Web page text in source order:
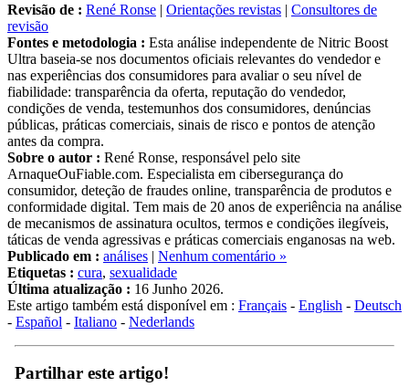
revisão
Fontes e metodologia :
Ultra baseia-se nos documentos oficiais relevantes do vendedor e
nas experiências dos consumidores para avaliar o seu nível de
fiabilidade: transparência da oferta, reputação do vendedor,
condições de venda, testemunhos dos consumidores, denúncias
públicas, práticas comerciais, sinais de risco e pontos de atenção
antes da compra.
Sobre o autor :René Ronse, responsável pelo site
ArnaqueOuFiable.com. Especialista em cibersegurança do
consumidor, deteção de fraudes online, transparência de produtos e
conformidade digital. Tem mais de 20 anos de experiência na análise
de mecanismos de assinatura ocultos, termos e condições ilegíveis,
táticas de venda agressivas e práticas comerciais enganosas na web.
Publicado em : análises|Nenhum comentário »
Etiquetas : cura ,sexualidade
Última atualização :16 Junho 2026.
Este artigo também está disponível em :
-Español-Italiano-Nederlands